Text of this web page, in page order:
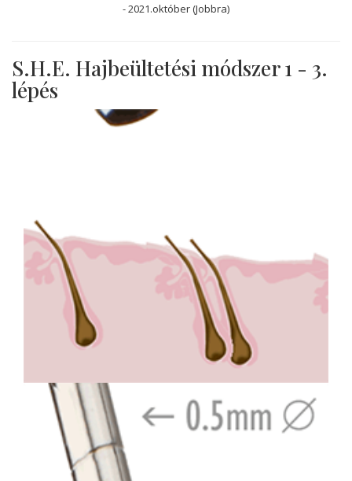
- 2021.október (Jobbra)
S.H.E. Hajbeültetési módszer 1 - 3.
lépés